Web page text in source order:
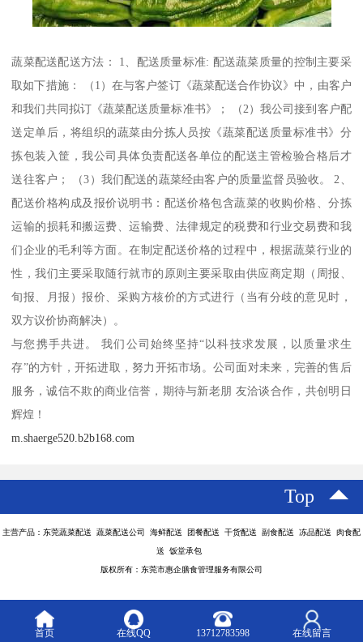
蔬菜配送配送方法： 1、配送质量标准: 配送蔬菜质量的控制主要采
取如下措施： （1）在与客户签订《蔬菜配送合作协议》中，由客户
和我们共同拟订《蔬菜配送质量标准书》； （2）我公司接到客户配
送定单后，将组织的蔬菜由分拣人员按《蔬菜配送质量标准书》分
拣包装入筐，我公司具体负责配送各单位的配送主管检验合格后才
送往客户； （3）我们配送的蔬菜经由客户的质量监督员验收。 2、
配送价格构成及报价说明书：配送价格包含蔬菜的收购价格、分拣
运输的损耗和搬运费、运输费、法律规定的税费和行业交易费和我
们企业的毛利等方面。在制定配送价格的过程中，根据蔬菜行业的
性，我们主要采取随行就市的原则主要采取由供应商定期（周报、
旬报、月报）报价、采购方核价的方式进行（当有分歧的意见时，
双方议价协商解决）。
与您携手共进。 我们公司始终坚持“以科技求发展，以质量求生
存”的方针，开拓进取，努力开拓市场。公司面对未来，完善的售后
服务，诚信不欺的商业信誉，期待与新老朋 友洽谈合作，共创明日
辉煌！
m.shaerge520.b2b168.com
Top
主营产品：东莞蔬菜配送 蔬菜配送公司 海鲜配送 团餐配送 干货配送 副食配送 冻品配送 肉食配
送 饭堂承包
版权所有：东莞市惠企膳食管理服务有限公司
首页 在线QQ 13712783598 在线留言